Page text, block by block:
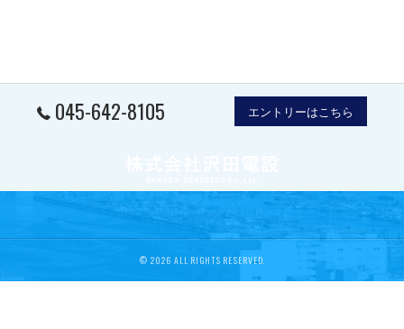
045-642-8105 エントリーはこちら
© 2026 ALL RIGHTS RESERVED.